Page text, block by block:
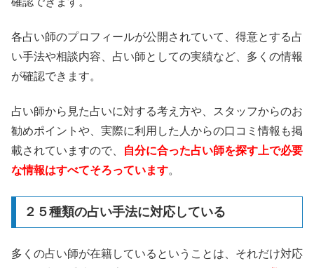
各占い師のプロフィールが公開されていて、得意とする占
い手法や相談内容、占い師としての実績など、多くの情報
が確認できます。
占い師から見た占いに対する考え方や、スタッフからのお
勧めポイントや、実際に利用した人からの口コミ情報も掲
載されていますので、
自分に合った占い師を探す上で必要
な情報はすべてそろっています。
２５種類の占い手法に対応している
多くの占い師が在籍しているということは、それだけ対応